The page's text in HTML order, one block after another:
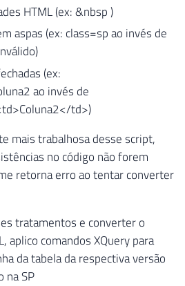
HTML (ex: &nbsp )
aspas (ex: class=sp ao invés de
(ex:
ao invés de
td>)
mais trabalhosa desse script,
no código não forem
retorna erro ao tentar converter
tratamentos e converter o
aplico comandos XQuery para
da tabela da respectiva versão
na SP